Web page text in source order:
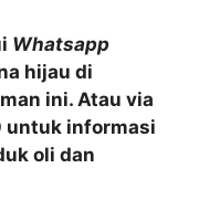
Whatsapp
hijau di
ini. Atau via
untuk informasi
oli dan